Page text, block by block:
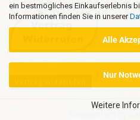
ein bestmögliches Einkaufserlebnis
Informationen finden Sie in unserer
Alle
Nur
Weitere
Versandzeit variieren.